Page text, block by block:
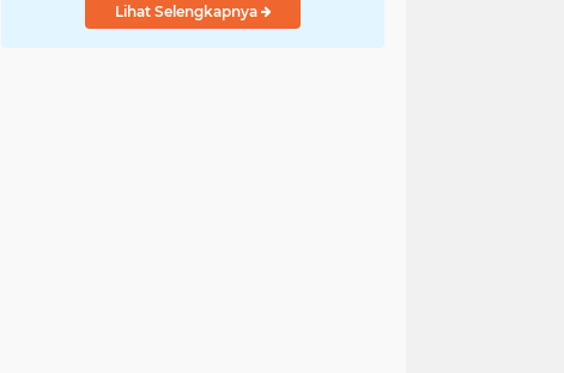
Lihat Selengkapnya